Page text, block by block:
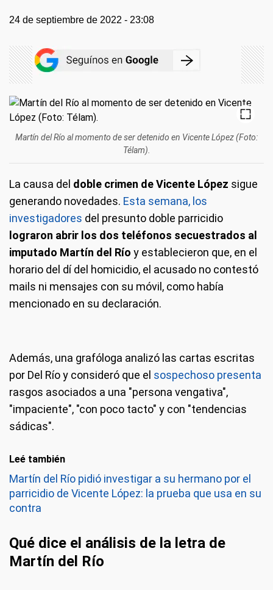
24 de septiembre de 2022 - 23:08
Martín del Río al momento de ser detenido en Vicente López (Foto:
Télam).
La causa del doble crimen de Vicente López sigue
generando novedades. Esta semana, los
investigadores del presunto doble parricidio
lograron abrir los dos teléfonos secuestrados al
imputado Martín del Río y establecieron que, en el
horario del dí del homicidio, el acusado no contestó
mails ni mensajes con su móvil, como había
mencionado en su declaración.
Además, una grafóloga analizó las cartas escritas
por Del Río y consideró que el sospechoso presenta
rasgos asociados a una "persona vengativa",
"impaciente", "con poco tacto" y con "tendencias
sádicas".
Leé también
Martín del Río pidió investigar a su hermano por el
parricidio de Vicente López: la prueba que usa en su
contra
Qué dice el análisis de la letra de
Martín del Río